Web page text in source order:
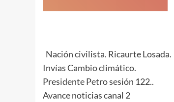
Nación civilista. Ricaurte Losada.
Invías Cambio climático.
Presidente Petro sesión 122..
Avance noticias canal 2